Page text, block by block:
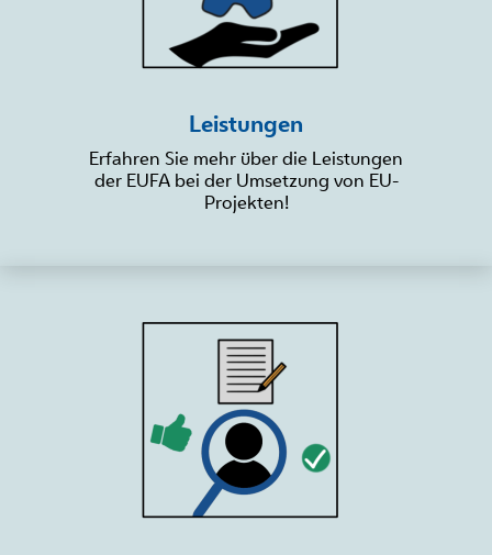
Leistungen
Erfahren Sie mehr über die Leistungen
der EUFA bei der Umsetzung von EU-
Projekten!